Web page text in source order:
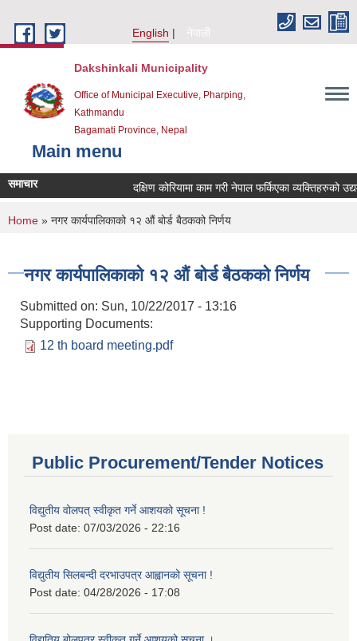
English
नेपाली
Dakshinkali Municipality
Office of Municipal Executive, Pharping,
Kathmandu
Bagamati Province, Nepal
Main menu
समाचार दक्षिण कोरियामा काम गरी नेपाल फर्किएका व्यक्तिहरुको
You are here
Home » नगर कार्यपालिकाको १२ औं बोर्ड बैठकको निर्णय
नगर कार्यपालिकाको १२ औं बोर्ड बैठकको निर्णय
Submitted on: Sun, 10/22/2017 - 13:16
Supporting Documents:
12 th board meeting.pdf
Public Procurement/Tender Notices
विद्युतीय वोलपत् स्वीकृत गर्ने आशयको सूचना !
Post date: 07/03/2026 - 22:16
विद्युतीय सिलबन्दी दरभाउपत्र आह्वानको सूचना !
Post date: 04/28/2026 - 17:08